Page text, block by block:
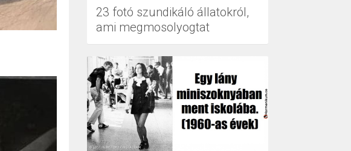
23 fotó szundikáló állatokról,
ami megmosolyogtat